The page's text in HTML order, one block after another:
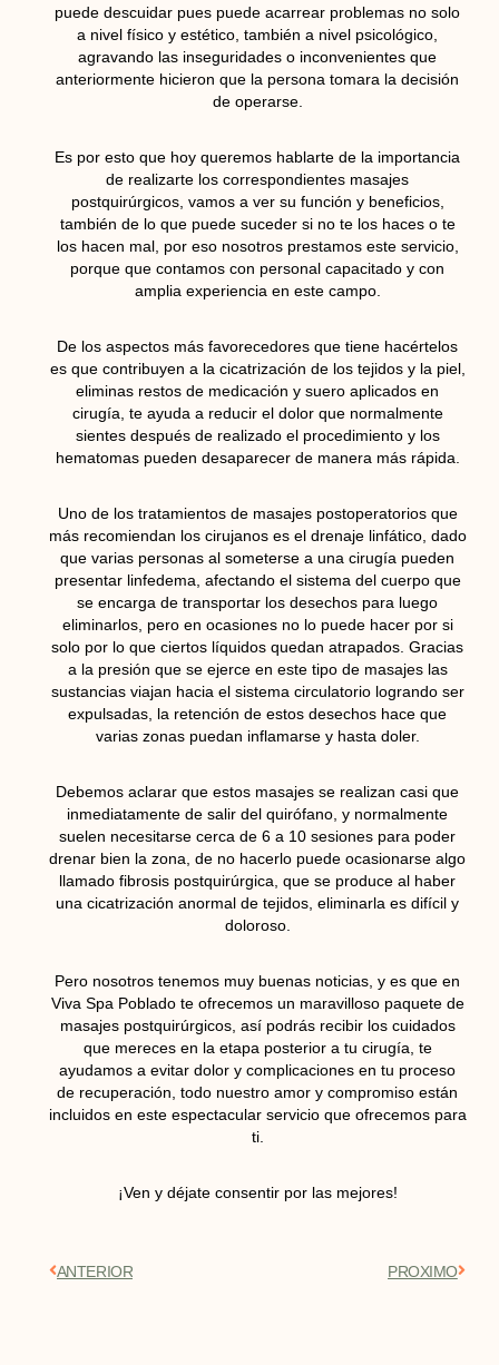
puede descuidar pues puede acarrear problemas no solo
a nivel físico y estético, también a nivel psicológico,
agravando las inseguridades o inconvenientes que
anteriormente hicieron que la persona tomara la decisión
de operarse.
Es por esto que hoy queremos hablarte de la importancia
de realizarte los correspondientes masajes
postquirúrgicos, vamos a ver su función y beneficios,
también de lo que puede suceder si no te los haces o te
los hacen mal, por eso nosotros prestamos este servicio,
porque que contamos con personal capacitado y con
amplia experiencia en este campo.
De los aspectos más favorecedores que tiene hacértelos
es que contribuyen a la cicatrización de los tejidos y la piel,
eliminas restos de medicación y suero aplicados en
cirugía, te ayuda a reducir el dolor que normalmente
sientes después de realizado el procedimiento y los
hematomas pueden desaparecer de manera más rápida.
Uno de los tratamientos de masajes postoperatorios que
más recomiendan los cirujanos es el drenaje linfático, dado
que varias personas al someterse a una cirugía pueden
presentar linfedema, afectando el sistema del cuerpo que
se encarga de transportar los desechos para luego
eliminarlos, pero en ocasiones no lo puede hacer por si
solo por lo que ciertos líquidos quedan atrapados. Gracias
a la presión que se ejerce en este tipo de masajes las
sustancias viajan hacia el sistema circulatorio logrando ser
expulsadas, la retención de estos desechos hace que
varias zonas puedan inflamarse y hasta doler.
Debemos aclarar que estos masajes se realizan casi que
inmediatamente de salir del quirófano, y normalmente
suelen necesitarse cerca de 6 a 10 sesiones para poder
drenar bien la zona, de no hacerlo puede ocasionarse algo
llamado fibrosis postquirúrgica, que se produce al haber
una cicatrización anormal de tejidos, eliminarla es difícil y
doloroso.
Pero nosotros tenemos muy buenas noticias, y es que en
Viva Spa Poblado te ofrecemos un maravilloso paquete de
masajes postquirúrgicos, así podrás recibir los cuidados
que mereces en la etapa posterior a tu cirugía, te
ayudamos a evitar dolor y complicaciones en tu proceso
de recuperación, todo nuestro amor y compromiso están
incluidos en este espectacular servicio que ofrecemos para
ti.
¡Ven y déjate consentir por las mejores!
ANTERIOR PROXIMO